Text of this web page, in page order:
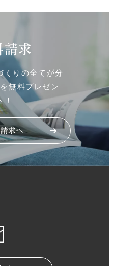
請求
くりの全てが分
無料プレゼン
！